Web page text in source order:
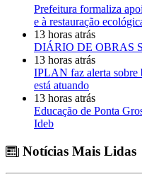
Prefeitura formaliza
e à restauração
13 horas atrás
DIÁRIO DE OBRAS
13 horas atrás
IPLAN faz alerta sobre
está atuando
13 horas atrás
Educação de Ponta
Ideb
Notícias Mais Lidas